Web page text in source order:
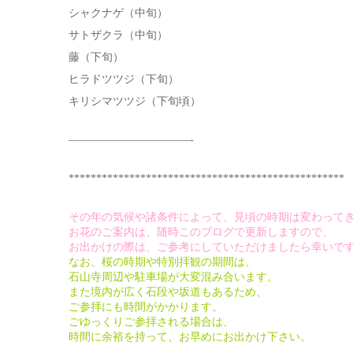
シャクナゲ（中旬）
サトザクラ（中旬）
藤（下旬）
ヒラドツツジ（下旬）
キリシマツツジ（下旬頃）
———————————-
**************************************************
その年の気候や諸条件によって、見頃の時期は変わってき
お花のご案内は、随時このブログで更新しますので、
お出かけの際は、ご参考にしていただけましたら幸いです
なお、桜の時期や特別拝観の期間は、
石山寺周辺や駐車場が大変混み合います。
また境内が広く石段や坂道もあるため、
ご参拝にも時間がかかります。
ごゆっくりご参拝される場合は、
時間に余裕を持って、お早めにお出かけ下さい。